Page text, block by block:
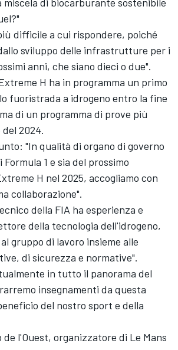
difficile a cui rispondere, poiché
sviluppo delle infrastrutture per i
anni, che siano dieci o due".
H ha in programma un primo
fuoristrada a idrogeno entro la fine
di un programma di prove più
2024.
"In qualità di organo di governo
1 e sia del prossimo
H nel 2025, accogliamo con
collaborazione".
della FIA ha esperienza e
della tecnologia dell'idrogeno,
gruppo di lavoro insieme alle
di sicurezza e normative".
in tutto il panorama del
insegnamenti da questa
del nostro sport e della
de l'Ouest, organizzatore di Le Mans